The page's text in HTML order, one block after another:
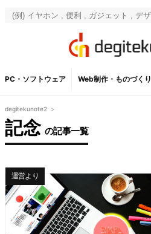
PC・ソフトウェア Web制作・ものづくり
degitekunote2 >
記念 の記事一覧
運営より